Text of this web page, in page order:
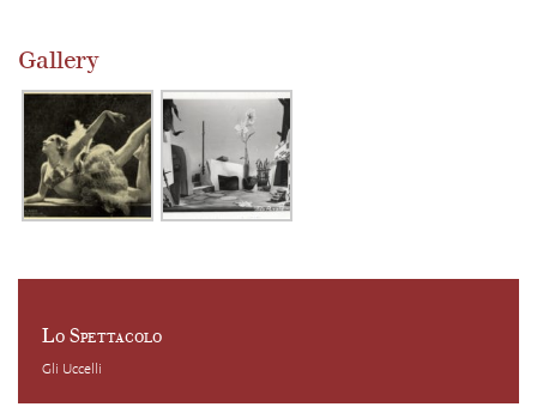
Gallery
Lo Spettacolo
Gli Uccelli